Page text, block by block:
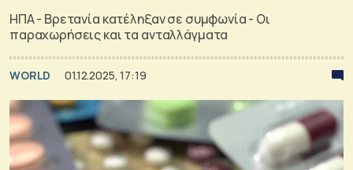
ΗΠΑ - Βρετανία κατέληξαν σε συμφωνία - Οι
παραχωρήσεις και τα ανταλλάγματα
WORLD 01.12.2025, 17:19